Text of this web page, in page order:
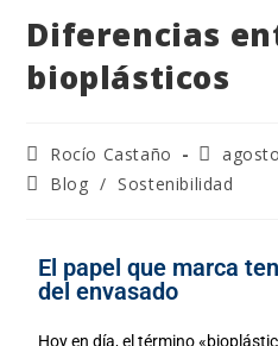
Diferencias
bioplásticos
Rocío Castaño
Blog / Sostenibilidad
El papel que marca
del envasado
Hoy en día, el término